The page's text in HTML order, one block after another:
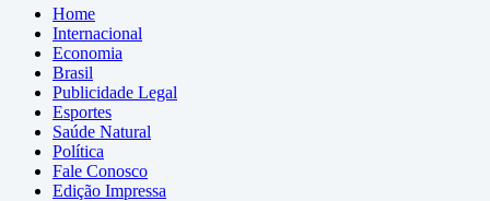
Home
Internacional
Economia
Brasil
Publicidade Legal
Esportes
Saúde Natural
Política
Fale Conosco
Edição Impressa